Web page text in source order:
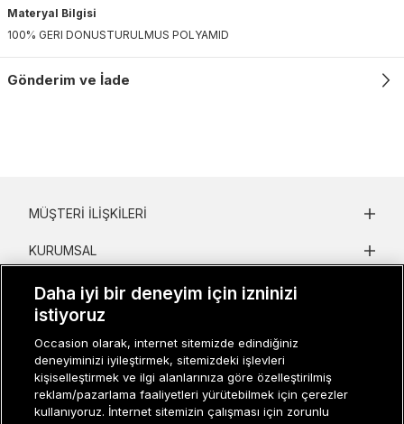
Materyal Bilgisi
100% GERI DONUSTURULMUS POLYAMID
Gönderim ve İade
MÜŞTERI İLIŞKILERI
KURUMSAL
KADIN KATEGORILER
GRUP MARKALAR
ERKEK KATEGORILER
Daha iyi bir deneyim için izninizi
istiyoruz
Occasion olarak, internet sitemizde edindiğiniz
deneyiminizi iyileştirmek, sitemizdeki işlevleri
kişiselleştirmek ve ilgi alanlarınıza göre özelleştirilmiş
reklam/pazarlama faaliyetleri yürütebilmek için çerezler
kullanıyoruz. İnternet sitemizin çalışması için zorunlu